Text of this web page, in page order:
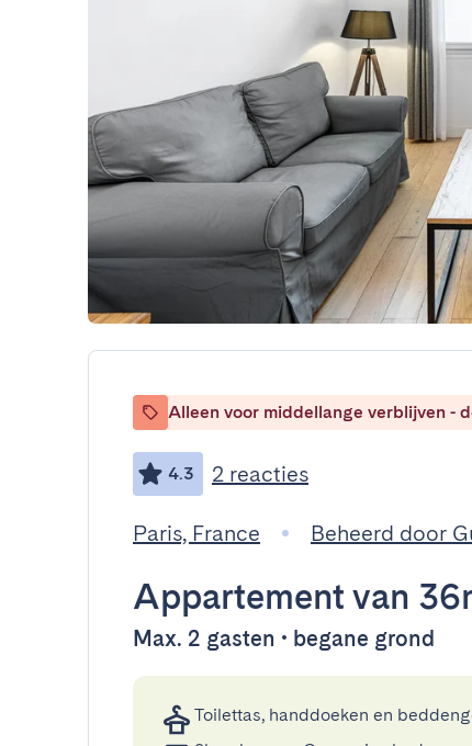
Alleen voor middellange verblijven -
4.3 2 reacties
Paris, France Beheerd door
Appartement van
Max. 2 gasten • begane grond
Toilettas, handdoeken en